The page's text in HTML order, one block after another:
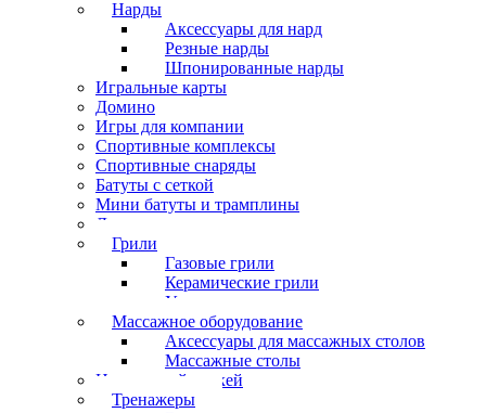
Нарды
Аксессуары для нард
Резные нарды
Шпонированные нарды
Игральные карты
Домино
Игры для компании
Спортивные комплексы
Спортивные снаряды
Батуты с сеткой
Мини батуты и трамплины
Дартс
Грили
Газовые грили
Керамические грили
Угольные грили
Массажное оборудование
Аксессуары для массажных столов
Массажные столы
Настольный хоккей
Тренажеры